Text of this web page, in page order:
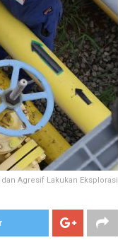
Agresif Lakukan Eksplorasi